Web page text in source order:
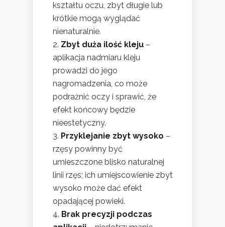
kształtu oczu, zbyt długie lub
krótkie mogą wyglądać
nienaturalnie.
Zbyt duża ilość kleju –
aplikacja nadmiaru kleju
prowadzi do jego
nagromadzenia, co może
podrażnić oczy i sprawić, że
efekt końcowy będzie
nieestetyczny.
Przyklejanie zbyt wysoko –
rzęsy powinny być
umieszczone blisko naturalnej
linii rzęs; ich umiejscowienie zbyt
wysoko może dać efekt
opadającej powieki.
Brak precyzji podczas